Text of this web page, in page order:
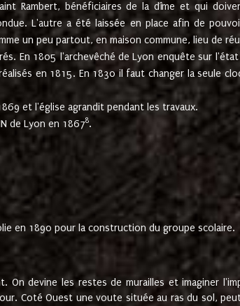
Rambert, bénéficiaires de la dîme et qui
L'autre a été laissée en place afin de
un peu partout, en maison commune, lieu de
En 1805 l'archevêché de Lyon enquête sur
en 1815. En 1830 il faut changer la seule
et l'église agrandit pendant les travaux.
de Lyon en 18678.
en 1890 pour la construction du groupe scolaire.
On devine les restes de murailles et imaginer
Coté Ouest une voute située au ras du sol,